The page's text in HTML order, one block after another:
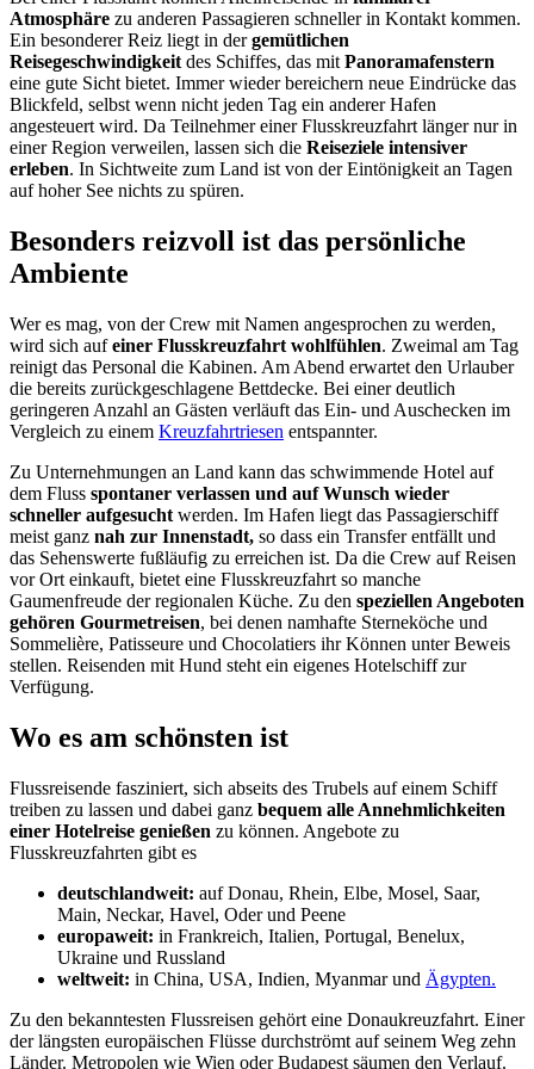
Atmosphäre zu anderen Passagieren schneller in Kontakt kommen.
Ein besonderer Reiz liegt in dergemütlichen
Reisegeschwindigkeit des Schiffes, das mit Panoramafenstern
eine gute Sicht bietet. Immer wieder bereichern neue Eindrücke das
Blickfeld, selbst wenn nicht jeden Tag ein anderer Hafen
angesteuert wird. Da Teilnehmer einer Flusskreuzfahrt länger nur in
einer Region verweilen, lassen sich die Reiseziele intensiver
erleben. In Sichtweite zum Land ist von der Eintönigkeit an Tagen
auf hoher See nichts zu spüren.
Besonders reizvoll ist das persönliche
Ambiente
Wer es mag, von der Crew mit Namen angesprochen zu werden,
wird sich aufeiner Flusskreuzfahrt wohlfühlen. Zweimal am Tag
reinigt das Personal die Kabinen. Am Abend erwartet den Urlauber
die bereits zurückgeschlagene Bettdecke. Bei einer deutlich
geringeren Anzahl an Gästen verläuft das Ein- und Auschecken im
Vergleich zu einem Kreuzfahrtriesen entspannter.
Zu Unternehmungen an Land kann das schwimmende Hotel auf
dem Fluss spontaner verlassen und auf Wunsch wieder
schneller aufgesucht werden. Im Hafen liegt das Passagierschiff
meist ganz nah zur Innenstadt, so dass ein Transfer entfällt und
das Sehenswerte fußläufig zu erreichen ist. Da die Crew auf Reisen
vor Ort einkauft, bietet eine Flusskreuzfahrt so manche
Gaumenfreude der regionalen Küche. Zu den speziellen Angeboten
gehören Gourmetreisen, bei denen namhafte Sterneköche und
Sommelière, Patisseure und Chocolatiers ihr Können unter Beweis
stellen. Reisenden mit Hund steht ein eigenes Hotelschiff zur
Verfügung.
Wo es am schönsten ist
Flussreisende fasziniert, sich abseits des Trubels auf einem Schiff
treiben zu lassen und dabei ganz bequem alle Annehmlichkeiten
einer Hotelreise genießen zu können. Angebote zu
Flusskreuzfahrten gibt es
deutschlandweit: auf Donau, Rhein, Elbe, Mosel, Saar,
Main, Neckar, Havel, Oder und Peene
europaweit: in Frankreich, Italien, Portugal, Benelux,
Ukraine und Russland
weltweit: in China, USA, Indien, Myanmar und Ägypten.
Zu den bekanntesten Flussreisen gehört eine Donaukreuzfahrt. Einer
der längsten europäischen Flüsse durchströmt auf seinem Weg zehn
Länder. Metropolen wie Wien oder Budapest säumen den Verlauf.